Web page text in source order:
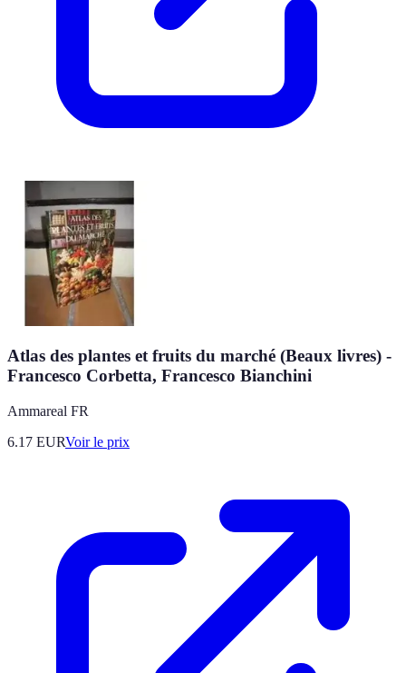
Atlas des plantes et fruits du marché (Beaux livres) -
Francesco Corbetta, Francesco Bianchini
Ammareal FR
6.17 EURVoir le prix